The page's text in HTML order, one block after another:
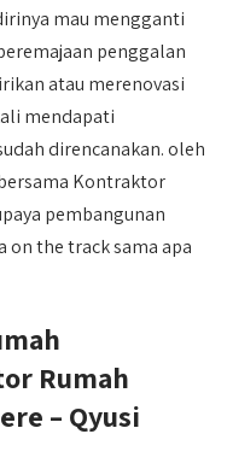
mau mengganti
penggalan
atau merenovasi
mendapati
direncanakan. oleh
Kontraktor
pembangunan
on the track sama apa
Rumah
– Qyusi